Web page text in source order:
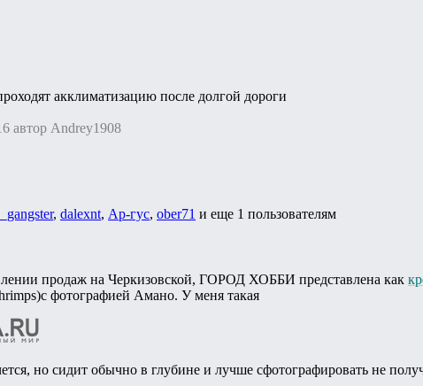
акклиматизацию после долгой дороги
автор Andrey1908
, dalexnt, Ар-гус, ober71 и еще 1 пользователям
продаж на Черкизовской, ГОРОД ХОББИ представлена как
фотографией Амано. У меня такая
но сидит обычно в глубине и лучше сфотографировать не